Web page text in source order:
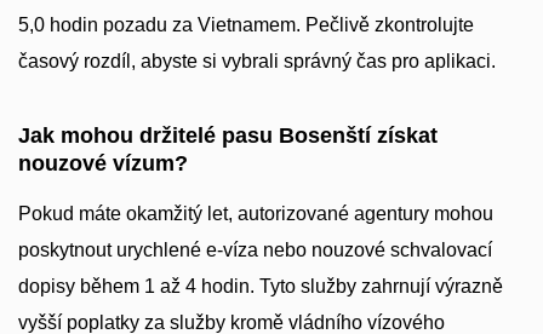
5,0 hodin pozadu za Vietnamem. Pečlivě zkontrolujte
časový rozdíl, abyste si vybrali správný čas pro aplikaci.
Jak mohou držitelé pasu Bosenští získat
nouzové vízum?
Pokud máte okamžitý let, autorizované agentury mohou
poskytnout urychlené e-víza nebo nouzové schvalovací
dopisy během 1 až 4 hodin. Tyto služby zahrnují výrazně
vyšší poplatky za služby kromě vládního vízového